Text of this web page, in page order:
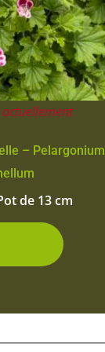
– Pelargonium
de 13 cm